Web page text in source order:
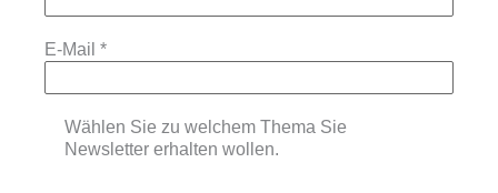
E-Mail *
Wählen Sie zu welchem Thema Sie
Newsletter erhalten wollen.